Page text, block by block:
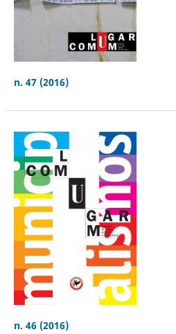
n. 47 (2016)
n. 46 (2016)